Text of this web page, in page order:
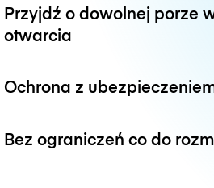
Przyjdź o dowolnej porze
otwarcia
Ochrona z
Bez ograniczeń co do